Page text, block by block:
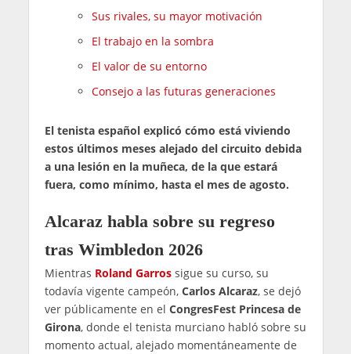
Sus rivales, su mayor motivación
El trabajo en la sombra
El valor de su entorno
Consejo a las futuras generaciones
El tenista español explicó cómo está viviendo
estos últimos meses alejado del circuito debida
a una lesión en la muñeca, de la que estará
fuera, como mínimo, hasta el mes de agosto.
Alcaraz habla sobre su regreso
tras Wimbledon 2026
Mientras Roland Garrossigue su curso, su
todavía vigente campeón, Carlos Alcaraz, se dejó
ver públicamente en el CongresFest Princesa de
Girona, donde el tenista murciano habló sobre su
momento actual, alejado momentáneamente de